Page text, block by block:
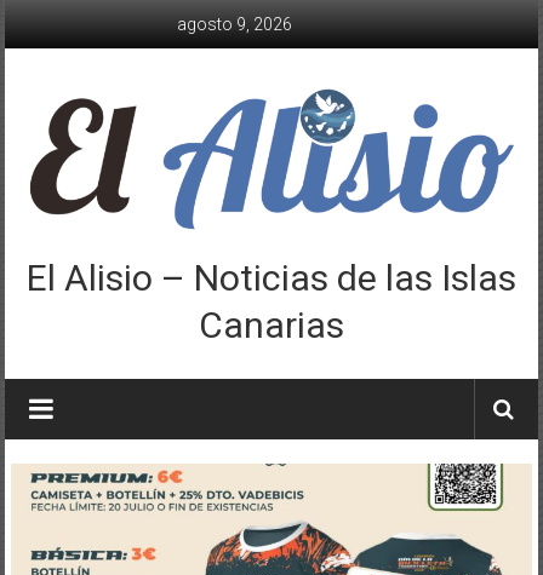
agosto 9, 2026
El Alisio – Noticias de las Islas
Canarias